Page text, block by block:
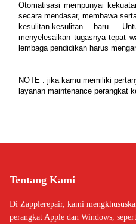
Otomatisasi mempunyai
secara mendasar, membawa
kesulitan-kesulitan baru.
menyelesaikan tugasnya tepat
lembaga pendidikan harus
NOTE : jika kamu memiliki
layanan maintenance perangkat
.
Tentang Kami
Di Zapplerepair, kami
perangkat Apple dan Windows,